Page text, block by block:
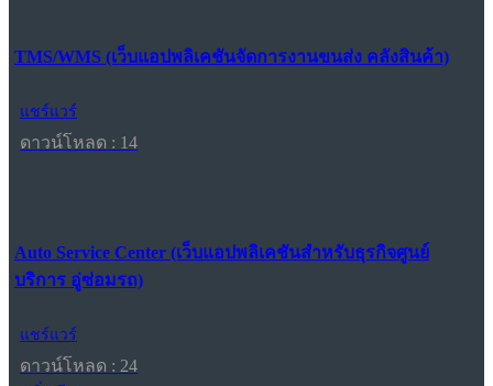
TMS/WMS (เว็บแอปพลิเคชันจัดการงานขนส่ง คลังสินค้า)
แชร์แวร์
ดาวน์โหลด : 14
Auto Service Center (เว็บแอปพลิเคชันสำหรับธุรกิจศูนย์
บริการ อู่ซ่อมรถ)
แชร์แวร์
ดาวน์โหลด : 24